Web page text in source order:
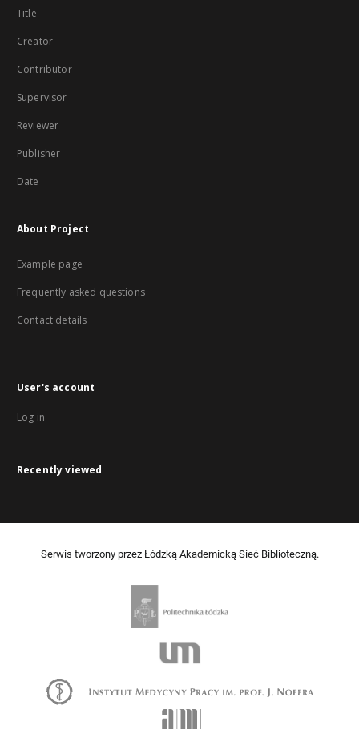
Title
Creator
Contributor
Supervisor
Reviewer
Publisher
Date
About Project
Example page
Frequently asked questions
Contact details
User's account
Log in
Recently viewed
Serwis tworzony przez Łódzką Akademicką Sieć Biblioteczną.